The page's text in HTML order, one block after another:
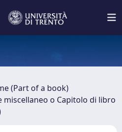
(Part of a book)
miscellaneo o Capitolo di libro